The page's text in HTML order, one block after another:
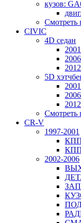
кузов:
Смотреть
CIVIC
4D седан
5D
Смотреть
CR-V
1997-2001
2002-2006